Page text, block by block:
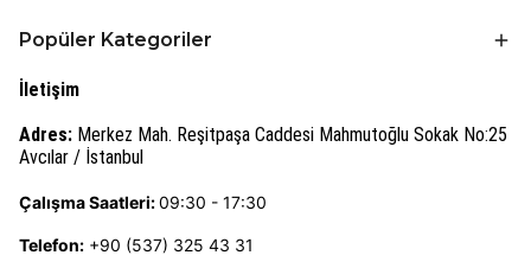
Popüler Kategoriler
İletişim
Adres: Merkez Mah. Reşitpaşa Caddesi Mahmutoğlu Sokak No:25
Avcılar / İstanbul
Çalışma Saatleri:09:30 - 17:30
Telefon: +90 (537) 325 43 31